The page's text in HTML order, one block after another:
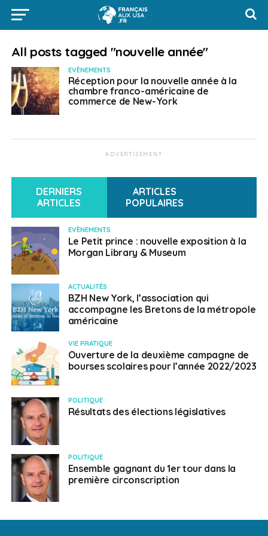
All posts tagged "nouvelle année"
EVÈNEMENTS
Réception pour la nouvelle année à la
chambre franco-américaine de
commerce de New-York
ADVERTISEMENT
DERNIERS
ARTICLES
ARTICLES
POPULAIRES
EVÈNEMENTS
Le Petit prince : nouvelle exposition à la
Morgan Library & Museum
ACTUALITÉS
BZH New York, l’association qui
accompagne les Bretons de la métropole
américaine
VIE PRATIQUE
Ouverture de la deuxième campagne de
bourses scolaires pour l’année 2022/2023
POLITIQUE
Résultats des élections législatives
POLITIQUE
Ensemble gagnant du 1er tour dans la
première circonscription